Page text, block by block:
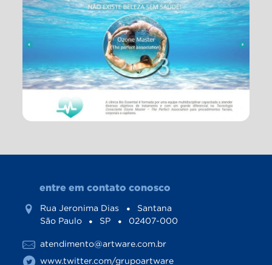
entre em contato conosco
Rua Jeronima Dias
Santana
São Paulo
SP 02407-000
atendimento@artware.com.br
www.twitter.com/grupoartware